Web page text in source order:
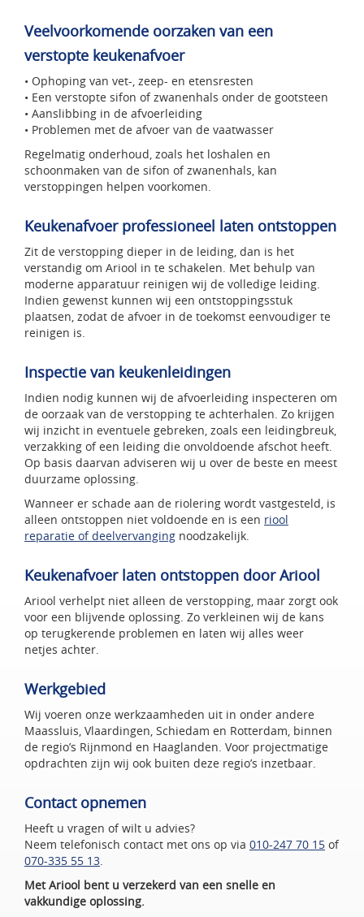
Veelvoorkomende oorzaken van een
verstopte keukenafvoer
• Ophoping van vet-, zeep- en etensresten
• Een verstopte sifon of zwanenhals onder de gootsteen
• Aanslibbing in de afvoerleiding
• Problemen met de afvoer van de vaatwasser
Regelmatig onderhoud, zoals het loshalen en
schoonmaken van de sifon of zwanenhals, kan
verstoppingen helpen voorkomen.
Keukenafvoer professioneel laten ontstoppen
Zit de verstopping dieper in de leiding, dan is het
verstandig om Ariool in te schakelen. Met behulp van
moderne apparatuur reinigen wij de volledige leiding.
Indien gewenst kunnen wij een ontstoppingsstuk
plaatsen, zodat de afvoer in de toekomst eenvoudiger te
reinigen is.
Inspectie van keukenleidingen
Indien nodig kunnen wij de afvoerleiding inspecteren om
de oorzaak van de verstopping te achterhalen. Zo krijgen
wij inzicht in eventuele gebreken, zoals een leidingbreuk,
verzakking of een leiding die onvoldoende afschot heeft.
Op basis daarvan adviseren wij u over de beste en meest
duurzame oplossing.
Wanneer er schade aan de riolering wordt vastgesteld, is
alleen ontstoppen niet voldoende en is een riool
reparatie of deelvervanging noodzakelijk.
Keukenafvoer laten ontstoppen door Ariool
Ariool verhelpt niet alleen de verstopping, maar zorgt ook
voor een blijvende oplossing. Zo verkleinen wij de kans
op terugkerende problemen en laten wij alles weer
netjes achter.
Werkgebied
Wij voeren onze werkzaamheden uit in onder andere
Maassluis, Vlaardingen, Schiedam en Rotterdam, binnen
de regio’s Rijnmond en Haaglanden. Voor projectmatige
opdrachten zijn wij ook buiten deze regio’s inzetbaar.
Contact opnemen
Heeft u vragen of wilt u advies?
Neem telefonisch contact met ons op via 010-247 70 15 of
070-335 55 13
Met Ariool bent u verzekerd van een snelle en
vakkundige oplossing.